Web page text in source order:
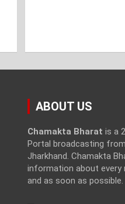
ABOUT US
Chamakta Bharat is a
Portal broadcasting
Jharkhand. Chamakta
information about
and as soon as possible.